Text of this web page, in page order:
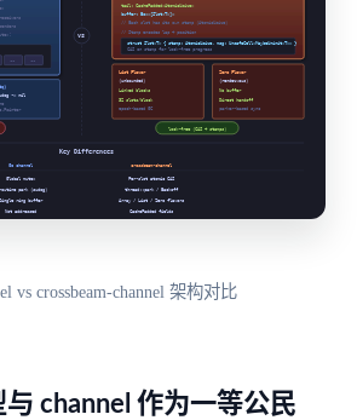
vs crossbeam-channel 架构对比
与 channel 作为一等公民